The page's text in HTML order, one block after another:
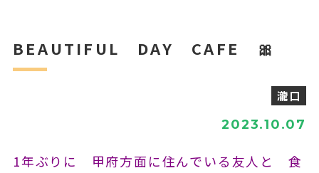
BEAUTIFUL DAY CAFE 🎀
瀧口
2023.10.07
1年ぶりに 甲府方面に住んでいる友人と 食